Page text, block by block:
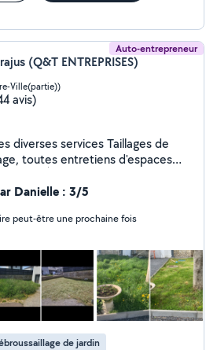
Auto-entrepreneur
(Q&T ENTREPRISES)
Ville(partie))
avis)
diverses services Taillages de
toutes entretiens d'espaces
) Et devis gratuit ! N'hésitez pas
Danielle : 3/5
Nous n'avons pas fait affaire peut-être une prochaine fois
de jardin